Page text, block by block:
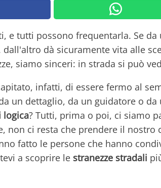
e tutti possono frequentarla. Se
dà sicuramente vita alle
siamo sinceri: in strada si può
infatti, di essere fermo al
un dettaglio, da un guidatore o
logica? Tutti, prima o poi, ci siamo
non ci resta che prendere il nostro
fatto le persone che hanno
a scoprire le stranezze stradali